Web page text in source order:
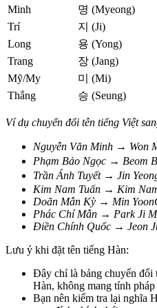
Minh
명 (Myeong)
Trí
지 (Ji)
Long
용 (Yong)
Trang
장 (Jang)
Mỹ/My
미 (Mi)
Thắng
승 (Seung)
Ví dụ chuyển đổi tên tiếng Việt
Nguyễn Văn Minh → Won
Phạm Bảo Ngọc → Beom
Trần Ánh Tuyết → Jin
Kim Nam Tuấn → Kim
Doãn Mẫn Kỳ → Min
Phác Chí Mẫn → Park Ji
Điền Chính Quốc → Jeon
Lưu ý khi đặt tên tiếng Hàn:
Đây chỉ là bảng chuyển đổi
Hàn, không mang tính
Bạn nên kiểm tra lại nghĩa